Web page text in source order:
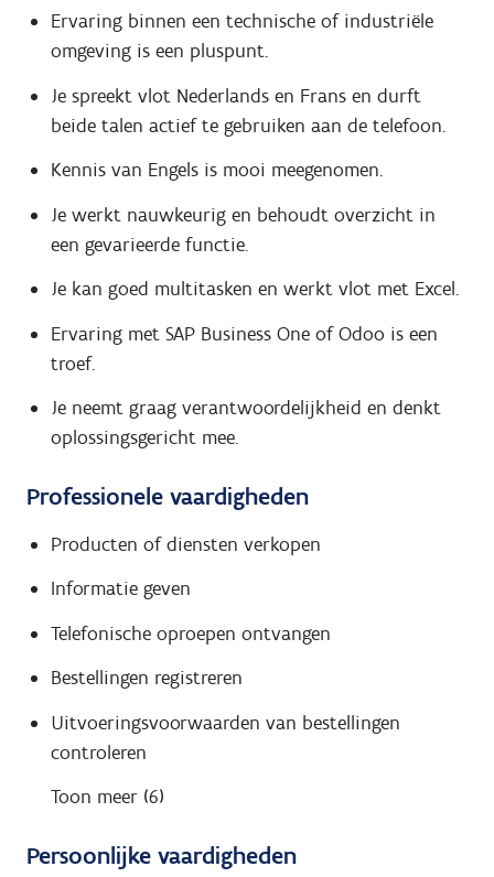
Ervaring binnen een technische of industriële
omgeving is een pluspunt.
Je spreekt vlot Nederlands en Frans en durft
beide talen actief te gebruiken aan de telefoon.
Kennis van Engels is mooi meegenomen.
Je werkt nauwkeurig en behoudt overzicht in
een gevarieerde functie.
Je kan goed multitasken en werkt vlot met Excel.
Ervaring met SAP Business One of Odoo is een
troef.
Je neemt graag verantwoordelijkheid en denkt
oplossingsgericht mee.
Professionele vaardigheden
Producten of diensten verkopen
Informatie geven
Telefonische oproepen ontvangen
Bestellingen registreren
Uitvoeringsvoorwaarden van bestellingen
controleren
Toon meer (6)
Persoonlijke vaardigheden